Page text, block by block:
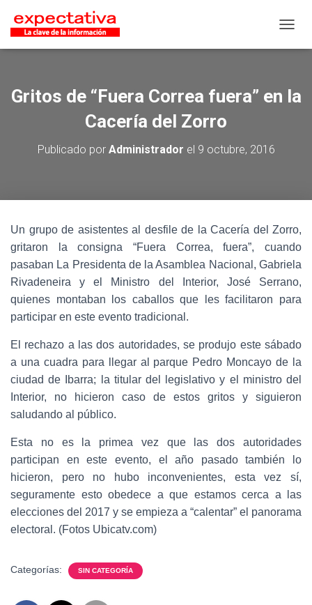
Gritos de “Fuera Correa fuera” en la
Cacería del Zorro
Publicado por Administrador el 9 octubre, 2016
Un grupo de asistentes al desfile de la Cacería del Zorro,
gritaron la consigna “Fuera Correa, fuera”, cuando
pasaban La Presidenta de la Asamblea Nacional, Gabriela
Rivadeneira y el Ministro del Interior, José Serrano,
quienes montaban los caballos que les facilitaron para
participar en este evento tradicional.
El rechazo a las dos autoridades, se produjo este sábado
a una cuadra para llegar al parque Pedro Moncayo de la
ciudad de Ibarra; la titular del legislativo y el ministro del
Interior, no hicieron caso de estos gritos y siguieron
saludando al público.
Esta no es la primea vez que las dos autoridades
participan en este evento, el año pasado también lo
hicieron, pero no hubo inconvenientes, esta vez sí,
seguramente esto obedece a que estamos cerca a las
elecciones del 2017 y se empieza a “calentar” el panorama
electoral. (Fotos Ubicatv.com)
Categorías: SIN CATEGORÍA